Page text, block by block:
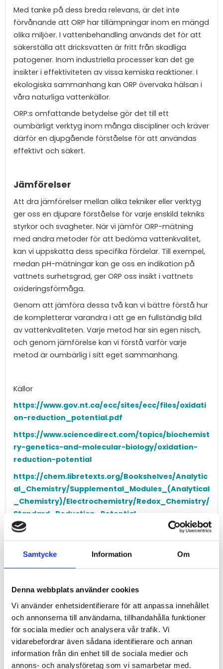
Samtycke Information Om
Denna webbplats använder cookies
Vi använder enhetsidentifierare för att anpassa innehållet
och annonserna till användarna, tillhandahålla funktioner
för sociala medier och analysera vår trafik. Vi
vidarebefordrar även sådana identifierare och annan
information från din enhet till de sociala medier och
annons- och analysföretag som vi samarbetar med.
Med tanke på dess breda relevans, är det inte
förvånande att ORP har tillämpningar inom en mängd
olika miljöer. I vattenbehandling används det för att
säkerställa att dricksvatten är fritt från skadliga
patogener. Inom industriella processer kan det ge
insikter i effektiviteten av vissa kemiska reaktioner. I
ekologiska sammanhang kan ORP övervaka hälsan i
våra naturliga vattenkällor.
ORP:s omfattande betydelse gör det till ett
oumbärligt verktyg inom många discipliner och kräver
därför en djupgående förståelse för att användas
effektivt och säkert.
Jämförelser
Att dra jämförelser mellan olika tekniker eller verktyg
ger oss en djupare förståelse för varje enskild tekniks
styrkor och svagheter. När vi jämför ORP-mätning
med andra metoder för att bedöma vattenkvalitet,
kan vi uppskatta dess specifika fördelar. Till exempel,
medan pH-mätningar kan ge oss en indikation på
vattnets surhetsgrad, ger ORP oss insikt i vattnets
oxideringsförmåga.
Genom att jämföra dessa två kan vi bättre förstå hur
de kompletterar varandra i att ge en fullständig bild
av vattenkvaliteten. Varje metod har sin egen nisch,
och genom jämförelse kan vi förstå varför varje
metod är oumbärlig i sitt eget sammanhang.
Källor
https://www.gov.nt.ca/ecc/sites/ecc/files/oxidati
on-reduction_potential.pdf
https://www.sciencedirect.com/topics/biochemist
ry-genetics-and-molecular-biology/oxidation-
reduction-potential
https://chem.libretexts.org/Bookshelves/Analytic
al_Chemistry/Supplemental_Modules_(Analytical
_Chemistry)/Electrochemistry/Redox_Chemistry/
Standard_Reduction_Potential
Kategorier
Produkter (55)
Applikationer (23)
Funktioner (16)
Tjänster (11)
Nyhetsbrev (5)